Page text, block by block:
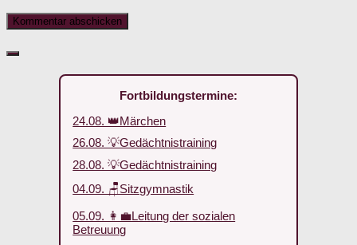
Fortbildungstermine:
24.08. 👑Märchen
26.08. 💡Gedächtnistraining
28.08. 💡Gedächtnistraining
04.09. 🪑Sitzgymnastik
05.09. 👩‍💼Leitung der sozialen
Betreuung